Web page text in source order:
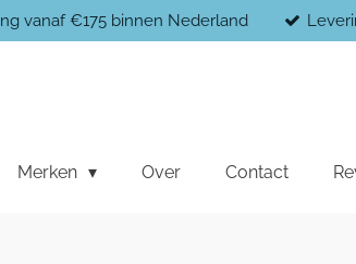
vanaf €175 binnen Nederland
Merken Over Contact